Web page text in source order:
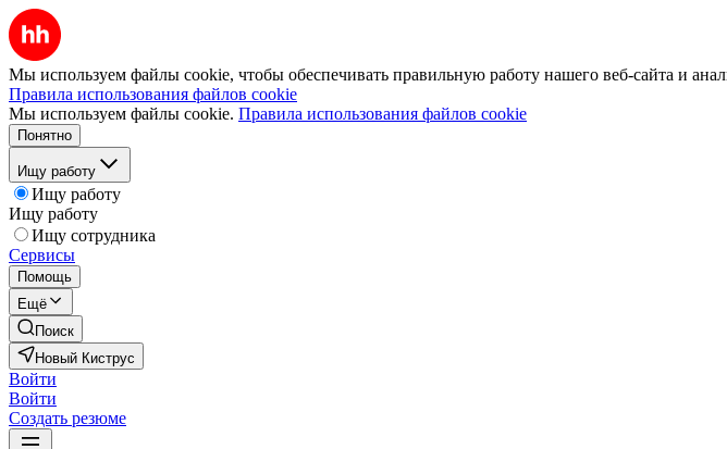
Мы используем файлы cookie, чтобы обеспечивать правильную работу нашего веб-сайта и
Правила использования файлов cookie
Мы используем файлы cookie. Правила использования файлов cookie
Понятно
Ищу работу
Ищу работу
Ищу работу
Ищу сотрудника
Сервисы
Помощь
Ещё
Поиск
Новый Киструс
Войти
Войти
Создать резюме